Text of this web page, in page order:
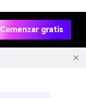
Comenzar gratis